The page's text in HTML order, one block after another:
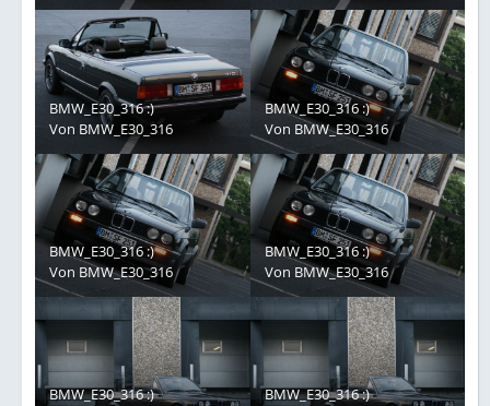
BMW_E30_316 :)
Von BMW_E30_316
BMW_E30_316 :)
Von BMW_E30_316
BMW_E30_316 :)
Von BMW_E30_316
BMW_E30_316 :)
Von BMW_E30_316
BMW_E30_316 :)
BMW_E30_316 :)